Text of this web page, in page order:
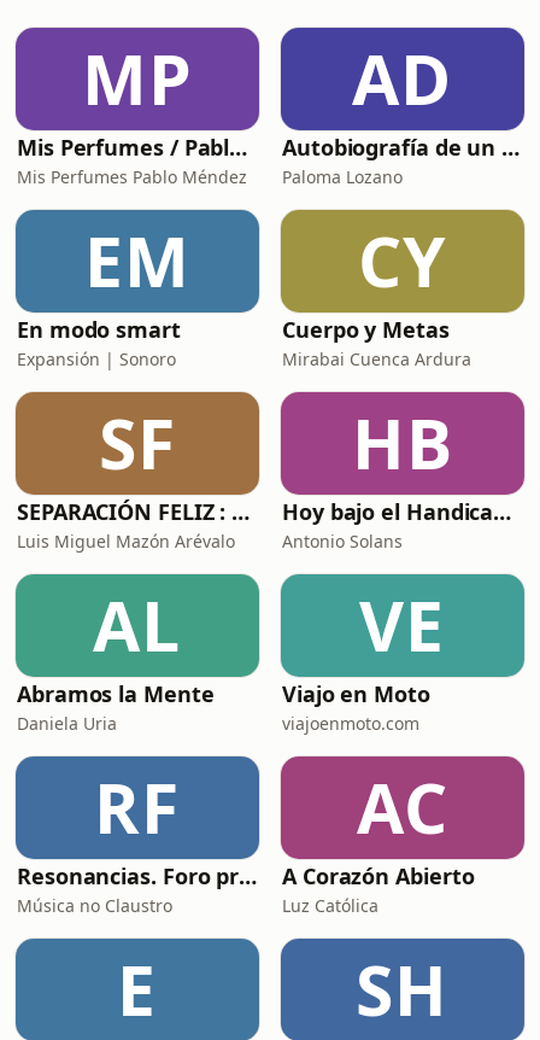
MP
Mis Perfumes / Pablo Méndez
Mis Perfumes Pablo Méndez
AD
Autobiografía de un Yogui con sitar
Paloma Lozano
EM
En modo smart
Expansión | Sonoro
CY
Cuerpo y Metas
Mirabai Cuenca Ardura
SF
SEPARACIÓN FELIZ : Psicología, Dolor y Renacimiento
Luis Miguel Mazón Arévalo
HB
Hoy bajo el Handicap | Podcast de Golf
Antonio Solans
AL
Abramos la Mente
Daniela Uria
VE
Viajo en Moto
viajoenmoto.com
RF
Resonancias. Foro profesional de instrumentos musicais
Música no Claustro
AC
A Corazón Abierto
Luz Católica
E SH